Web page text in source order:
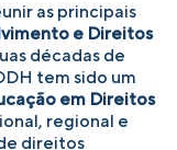
as principais
e Direitos
décadas de
tem sido um
em Direitos
regional e
direitos